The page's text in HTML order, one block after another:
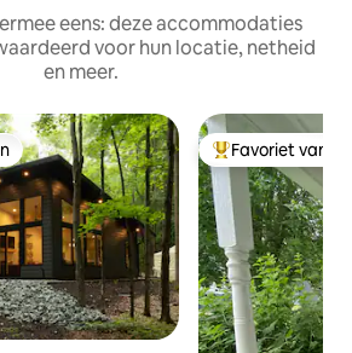
eens: deze accommodaties
voor hun locatie, netheid
en meer.
Topfavoriet van
Favoriet van